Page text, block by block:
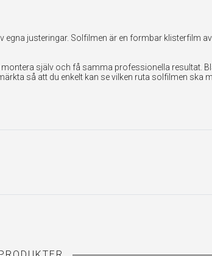
justeringar. Solfilmen är en formbar klisterfilm
själv och få samma professionella resultat.
så att du enkelt kan se vilken ruta solfilmen ska